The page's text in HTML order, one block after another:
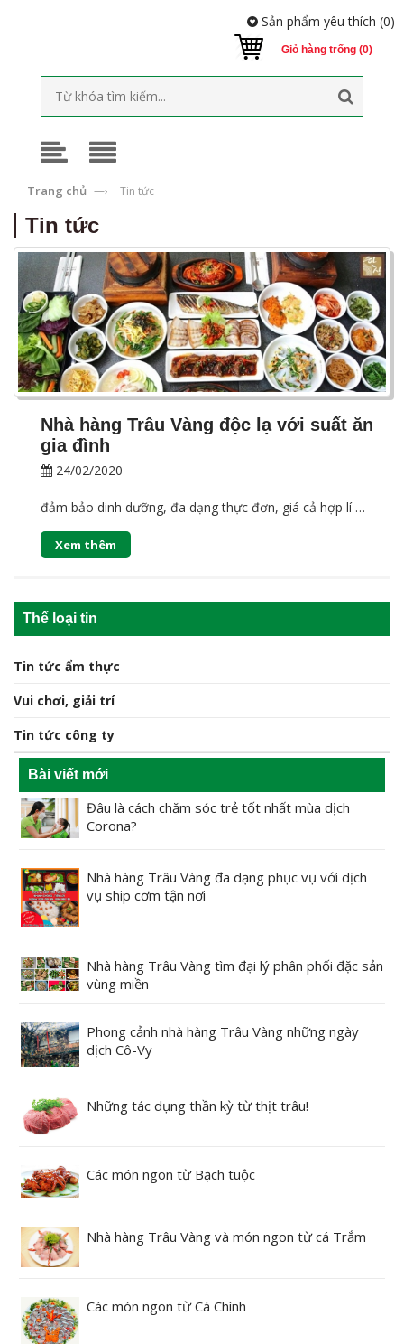
Giỏ hàng trống (0)
Sản phẩm yêu thích (0)
Trang chủ —› Tin tức
Tin tức
Nhà hàng Trâu Vàng độc lạ với suất ăn
gia đình
24/02/2020
đảm bảo dinh dưỡng, đa dạng thực đơn, giá cả hợp lí …
Xem thêm
Thể loại tin
Tin tức ẩm thực
Vui chơi, giải trí
Tin tức công ty
Bài viết mới
Đâu là cách chăm sóc trẻ tốt nhất mùa dịch
Corona?
Nhà hàng Trâu Vàng đa dạng phục vụ với dịch
vụ ship cơm tận nơi
Nhà hàng Trâu Vàng tìm đại lý phân phối đặc sản
vùng miền
Phong cảnh nhà hàng Trâu Vàng những ngày
dịch Cô-Vy
Những tác dụng thần kỳ từ thịt trâu!
Các món ngon từ Bạch tuộc
Nhà hàng Trâu Vàng và món ngon từ cá Trắm
Các món ngon từ Cá Chình